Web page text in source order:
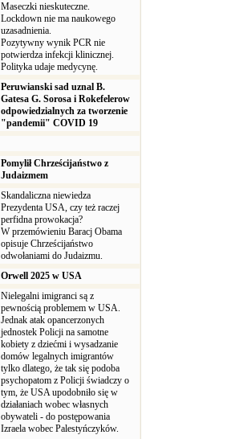
Maseczki nieskuteczne.
Lockdown nie ma naukowego
uzasadnienia.
Pozytywny wynik PCR nie
potwierdza infekcji klinicznej.
Polityka udaje medycynę.
Peruwianski sad uznal B.
Gatesa G. Sorosa i Rokefelerow
odpowiedzialnych za tworzenie
"pandemii" COVID 19
Pomylił Chrześcijaństwo z
Judaizmem
Skandaliczna niewiedza
Prezydenta USA, czy też raczej
perfidna prowokacja?
W przemówieniu Baracj Obama
opisuje Chrześcijaństwo
odwołaniami do Judaizmu.
Orwell 2025 w USA
Nielegalni imigranci są z
pewnością problemem w USA.
Jednak atak opancerzonych
jednostek Policji na samotne
kobiety z dziećmi i wysadzanie
domów legalnych imigrantów
tylko dlatego, że tak się podoba
psychopatom z Policji świadczy o
tym, że USA upodobniło się w
działaniach wobec własnych
obywateli - do postępowania
Izraela wobec Palestyńczyków.